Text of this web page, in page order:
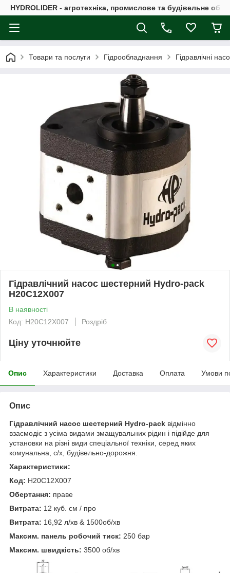
HYDROLIDER - агротехніка, промислове та будівельне
Товари та послуги Гідрообладнання Гідравлічні
Гідравлічний насос шестерний Hydro-pack
H20C12X007
В наявності
Код: H20C12X007
Роздріб
Ціну уточнюйте
Опис Характеристики Доставка Оплата Умови
Опис
Гідравлічний насос шестерний Hydro-pack відмінно
взаємодіє з усіма видами змащувальних рідин і підійде для
установки на різні види спеціальної техніки, серед яких
комунальна, с/х, будівельно-дорожня.
Характеристики:
Код: H20C12X007
Обертання: праве
Витрата: 12 куб. см / про
Витрата: 16,92 л/хв & 1500об/хв
Максим. панель робочий тиск: 250 бар
Максим. швидкість: 3500 об/хв